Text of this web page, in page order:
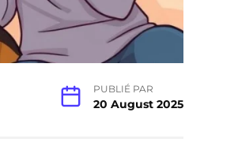
PUBLIÉ PAR
20 August 2025